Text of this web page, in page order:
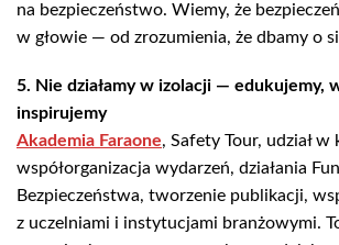
na bezpieczeństwo. Wiemy, że
w głowie — od zrozumienia, że dbamy o
5. Nie działamy w izolacji — edukujemy,
inspirujemy
Akademia Faraone, Safety Tour, udział
współorganizacja wydarzeń, działania
Bezpieczeństwa, tworzenie publikacji,
z uczelniami i instytucjami branżowymi.